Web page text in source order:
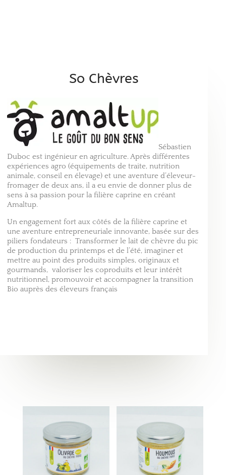
So Chèvres
Sébastien
Duboc est ingénieur en agriculture. Après différentes
expériences agro (équipements de traite, nutrition
animale, conseil en élevage) et une aventure d’éleveur-
fromager de deux ans, il a eu envie de donner plus de
sens à sa passion pour la filière caprine en créant
Amaltup.
Un engagement fort aux côtés de la filière caprine et
une aventure entrepreneuriale innovante, basée sur des
piliers fondateurs : Transformer le lait de chèvre du pic
de production du printemps et de l’été, imaginer et
mettre au point des produits simples, originaux et
gourmands, valoriser les coproduits et leur intérêt
nutritionnel, promouvoir et accompagner la transition
Bio auprès des éleveurs français